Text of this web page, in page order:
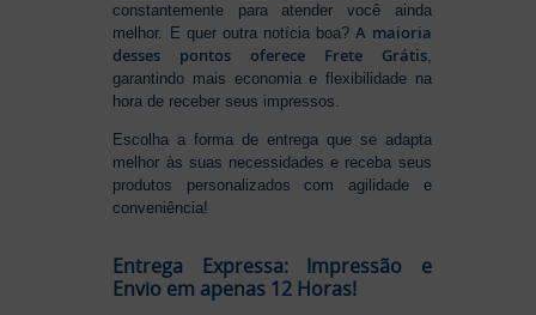
constantemente para atender você ainda
melhor. E quer outra notícia boa?A maioria
desses pontos oferece Frete Grátis,
garantindo mais economia e flexibilidade na
hora de receber seus impressos.
Escolha a forma de entrega que se adapta
melhor às suas necessidades e receba seus
produtos personalizados com agilidade e
conveniência!
Entrega Expressa: Impressão e
Envio em apenas 12 Horas!